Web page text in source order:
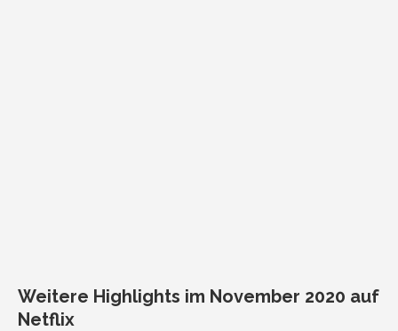
Weitere Highlights im November 2020 auf
Netflix